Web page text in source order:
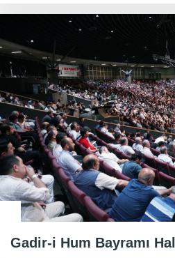
Gadir-i Hum Bayramı